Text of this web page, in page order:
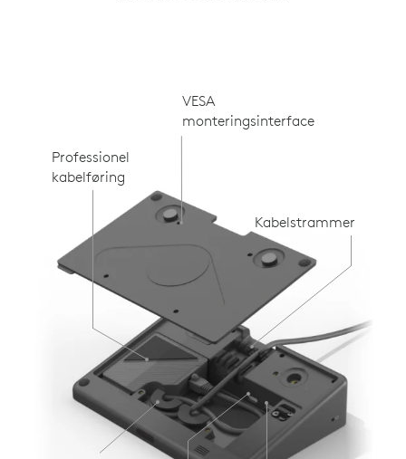
Kabelstrammer
VESA
monteringsinterface
Professionel
kabelføring